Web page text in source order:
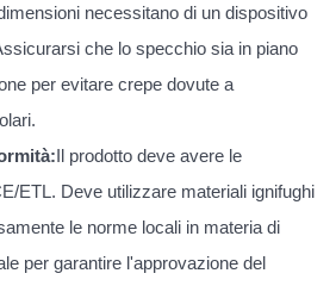
necessitano di un dispositivo
che lo specchio sia in piano
per evitare crepe dovute a
Il prodotto deve avere le
ETL. Deve utilizzare materiali ignifughi
le norme locali in materia di
per garantire l'approvazione del